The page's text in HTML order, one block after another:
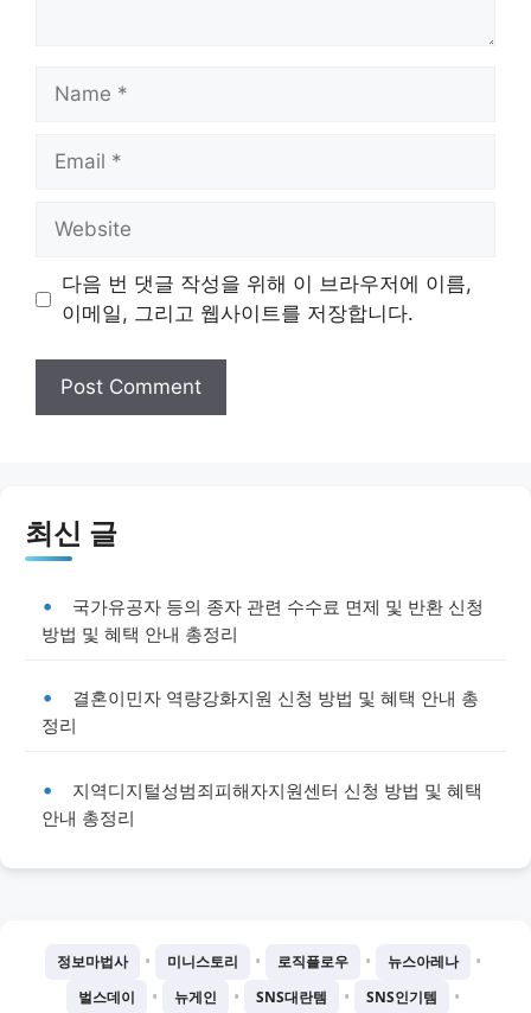
Name
Email
Website
다음 번 댓글 작성을 위해 이 브라우저에 이름,
이메일, 그리고 웹사이트를 저장합니다.
최신 글
국가유공자 등의 종자 관련 수수료 면제 및 반환 신청
방법 및 혜택 안내 총정리
결혼이민자 역량강화지원 신청 방법 및 혜택 안내 총
정리
지역디지털성범죄피해자지원센터 신청 방법 및 혜택
안내 총정리
정보마법사 • 미니스토리 • 로직플로우 • 뉴스아레나 •
벌스데이 • 뉴게인 • SNS대란템 • SNS인기템 •